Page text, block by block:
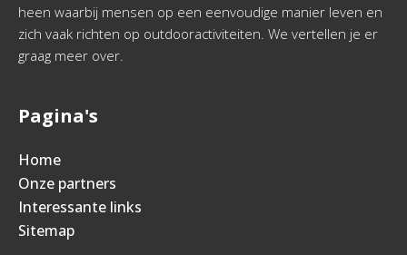
heen waarbij mensen op een eenvoudige manier leven en
zich vaak richten op outdooractiviteiten. We vertellen je er
graag meer over.
Pagina's
Home
Onze partners
Interessante links
Sitemap